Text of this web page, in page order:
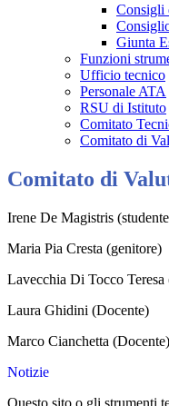
Consigli
Giunta
Funzioni
Ufficio tecnico
Personale ATA
RSU di Istituto
Comitato
Comitato di
Comitato di
Irene De Magistris
Maria Pia Cresta (genitore)
Lavecchia Di Tocco Teresa
Laura Ghidini (Docente)
Marco Cianchetta (Docente)
Notizie